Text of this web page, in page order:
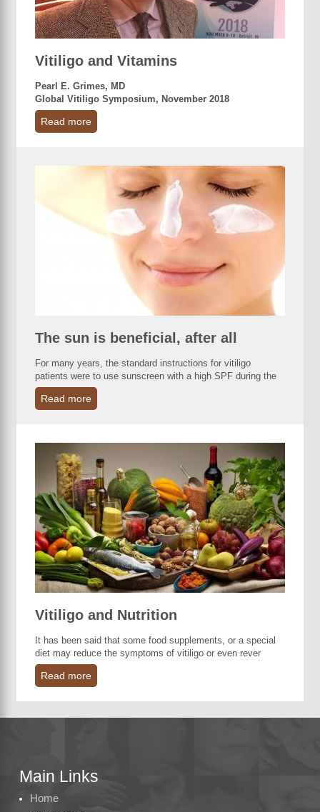
Vitiligo and Vitamins
Pearl E. Grimes, MD
Global Vitiligo Symposium, November 2018
Read more
The sun is beneficial, after all
For many years, the standard instructions for vitiligo
patients were to use sunscreen with a high SPF during the
Read more
Vitiligo and Nutrition
It has been said that some food supplements, or a special
diet may reduce the symptoms of vitiligo or even rever
Read more
Main Links
Home